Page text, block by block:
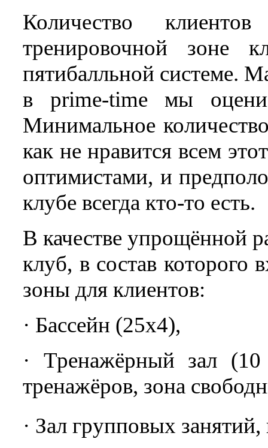
Количество
тренировочной зоне
пятибалльной системе.
в prime-time мы
Минимальное
как не нравится всем
оптимистами, и
клубе всегда кто-то есть.
В качестве упрощённой
клуб, в состав которого
зоны для клиентов:
· Бассейн (25х4),
· Тренажёрный зал (10
тренажёров, зона
· Зал групповых